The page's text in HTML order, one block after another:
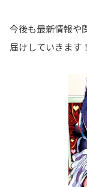
今後も最新情報や
届けしていきます！